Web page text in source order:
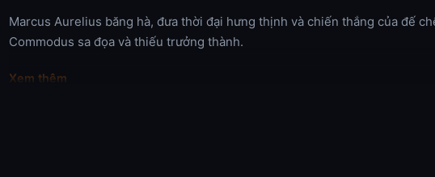
Marcus Aurelius băng hà, đưa thời đại hưng thịnh và chiến thắng của đế
Commodus sa đọa và thiếu trưởng thành.
Xem thêm